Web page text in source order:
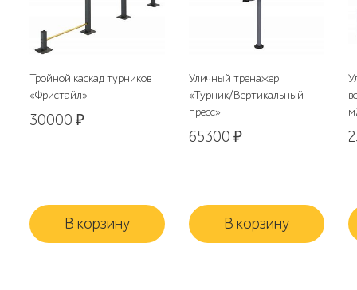
Тройной каскад турников
«Фристайл»
30000₽
В корзину
Уличный тренажер
«Турник/Вертикальный
пресс»
65300₽
В корзину